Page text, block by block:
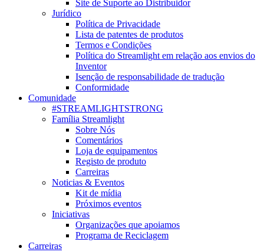
Site de Suporte ao Distribuidor
Jurídico
Política de Privacidade
Lista de patentes de produtos
Termos e Condições
Política do Streamlight em relação aos envios do
Inventor
Isenção de responsabilidade de tradução
Conformidade
Comunidade
#STREAMLIGHTSTRONG
Família Streamlight
Sobre Nós
Comentários
Loja de equipamentos
Registo de produto
Carreiras
Noticias & Eventos
Kit de mídia
Próximos eventos
Iniciativas
Organizações que apoiamos
Programa de Reciclagem
Carreiras